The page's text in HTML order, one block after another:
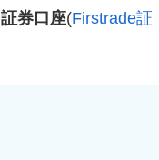
証券口座(Firstrade証